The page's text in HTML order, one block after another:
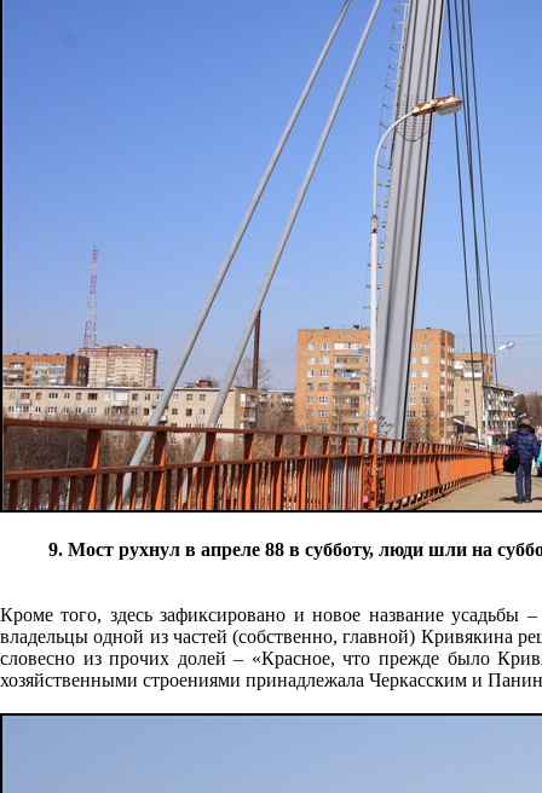
9. Мост рухнул в апреле 88 в субботу, люди шли на
Кроме того, здесь зафиксировано и новое название усадьбы
владельцы одной из частей (собственно, главной) Кривякина
словесно из прочих долей – «Красное, что прежде было
хозяйственными строениями принадлежала Черкасским и